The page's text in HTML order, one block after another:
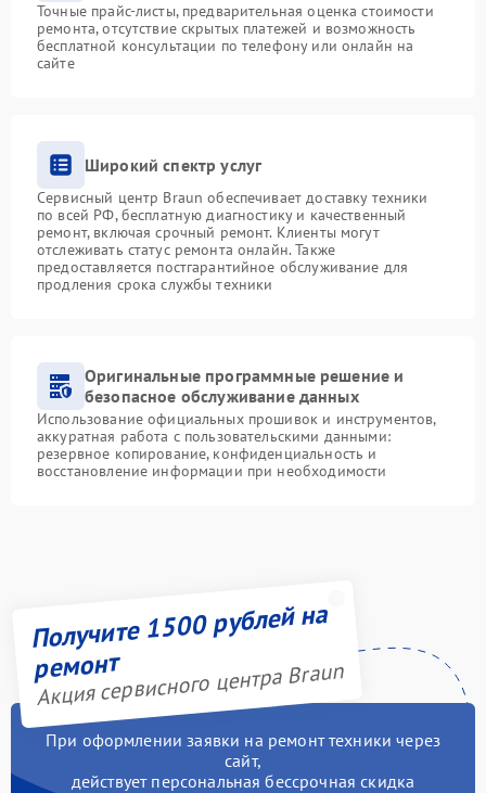
Точные прайс-листы, предварительная оценка стоимости
ремонта, отсутствие скрытых платежей и возможность
бесплатной консультации по телефону или онлайн на
сайте
Широкий спектр услуг
Сервисный центр Braun обеспечивает доставку техники
по всей РФ, бесплатную диагностику и качественный
ремонт, включая срочный ремонт. Клиенты могут
отслеживать статус ремонта онлайн. Также
предоставляется постгарантийное обслуживание для
продления срока службы техники
Оригинальные программные решение и
безопасное обслуживание данных
Использование официальных прошивок и инструментов,
аккуратная работа с пользовательскими данными:
резервное копирование, конфиденциальность и
восстановление информации при необходимости
Получите 1500 рублей на
ремонт
Акция сервисного центра Braun
При оформлении заявки на ремонт техники через
сайт,
действует персональная бессрочная скидка